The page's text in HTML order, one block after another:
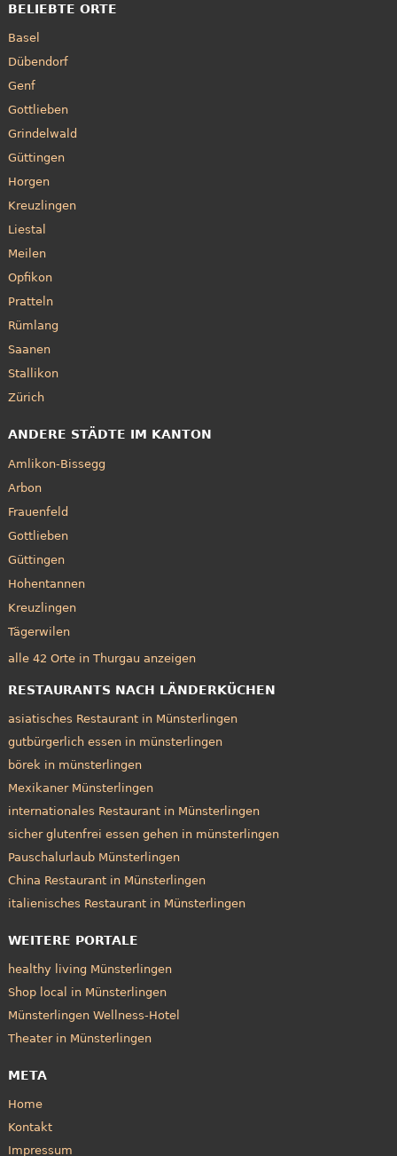
BELIEBTE ORTE
Basel
Dübendorf
Genf
Gottlieben
Grindelwald
Güttingen
Horgen
Kreuzlingen
Liestal
Meilen
Opfikon
Pratteln
Rümlang
Saanen
Stallikon
Zürich
ANDERE STÄDTE IM KANTON
Amlikon-Bissegg
Arbon
Frauenfeld
Gottlieben
Güttingen
Hohentannen
Kreuzlingen
Tägerwilen
alle 42 Orte in Thurgau anzeigen
RESTAURANTS NACH LÄNDERKÜCHEN
asiatisches Restaurant in Münsterlingen
gutbürgerlich essen in münsterlingen
börek in münsterlingen
Mexikaner Münsterlingen
internationales Restaurant in Münsterlingen
sicher glutenfrei essen gehen in münsterlingen
Pauschalurlaub Münsterlingen
China Restaurant in Münsterlingen
italienisches Restaurant in Münsterlingen
WEITERE PORTALE
healthy living Münsterlingen
Shop local in Münsterlingen
Münsterlingen Wellness-Hotel
Theater in Münsterlingen
META
Home
Kontakt
Impressum